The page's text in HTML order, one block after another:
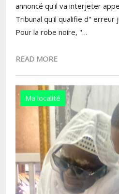
annoncé qu'il va interjeter
Tribunal qu'il qualifie d" erreur
Pour la robe noire, "…
READ MORE
Ma localité